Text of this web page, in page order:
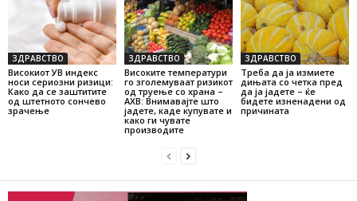
ЗДРАВСТВО
Високиот УВ индекс
носи сериозни ризици:
Како да се заштитите
од штетното сончево
зрачење
ЗДРАВСТВО
Високите температури
го зголемуваат ризикот
од труење со храна –
АХВ: Внимавајте што
јадете, каде купувате и
како ги чувате
производите
ЗДРАВСТВО
Треба да ја измиете
дињата со четка пред
да ја јадете – ќе
бидете изненадени од
причината